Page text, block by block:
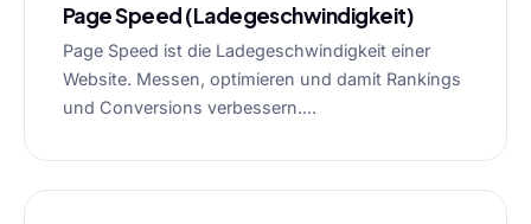
Page Speed (Ladegeschwindigkeit)
Page Speed ist die Ladegeschwindigkeit einer
Website. Messen, optimieren und damit Rankings
und Conversions verbessern....